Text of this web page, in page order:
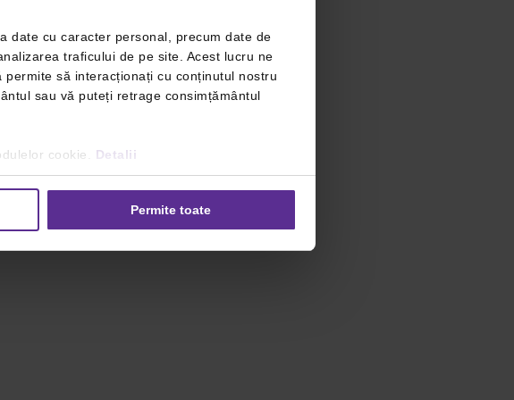
date cu caracter personal, precum date de
traficului de pe site. Acest lucru ne
să interacționați cu conținutul nostru
sau vă puteți retrage consimțământul
cookie. Detalii
Permite toate